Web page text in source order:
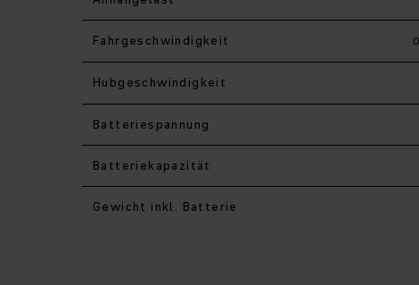
Fahr­geschwindigkeit
Hub­geschwindigkeit
Batteriespannung
Batteriekapazität
Gewicht inkl. Batterie